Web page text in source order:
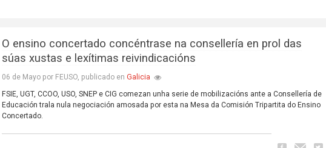
O ensino concertado concéntrase na consellería en prol das
súas xustas e lexítimas reivindicacións
06 de Mayo por FEUSO, publicado enGalicia
FSIE, UGT, CCOO, USO, SNEP e CIG comezan unha serie de mobilizacións ante a Consellería de
Educación trala nula negociación amosada por esta na Mesa da Comisión Tripartita do Ensino
Concertado.